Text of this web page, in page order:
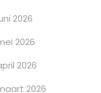
2026
2026
2026
2026